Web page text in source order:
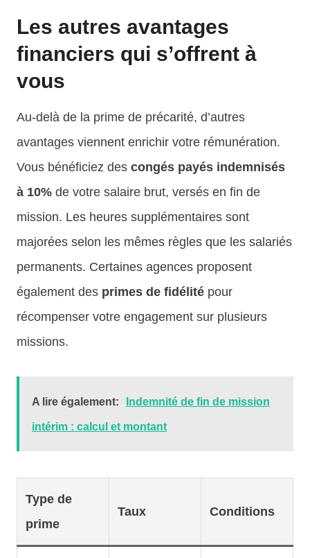
Les autres avantages
financiers qui s’offrent à
vous
Au-delà de la prime de précarité, d’autres
avantages viennent enrichir votre rémunération.
Vous bénéficiez des congés payés indemnisés
à 10% de votre salaire brut, versés en fin de
mission. Les heures supplémentaires sont
majorées selon les mêmes règles que les salariés
permanents. Certaines agences proposent
également des primes de fidélité pour
récompenser votre engagement sur plusieurs
missions.
A lire également: Indemnité de fin de mission
intérim : calcul et montant
Type de
prime
Taux Conditions